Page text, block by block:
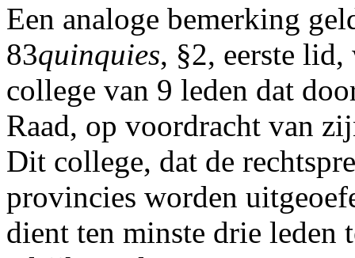
Een analoge bemerking
83quinquies, §2, eerste lid,
college van 9 leden dat
Raad, op voordracht van
Dit college, dat de
provincies worden
dient ten minste drie leden